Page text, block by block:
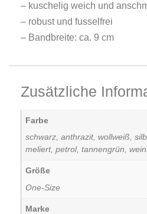
– kuschelig weich und
– robust und fusselfrei
– Bandbreite: ca. 9 cm
Zusätzliche
Farbe
schwarz, anthrazit, wollweiß,
meliert, petrol, tannengrün,
Größe
One-Size
Marke